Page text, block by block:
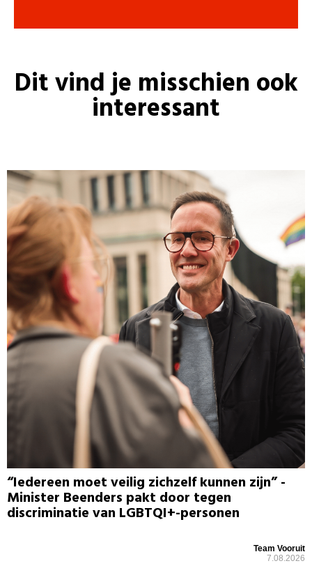
Dit vind je misschien ook
interessant
“Iedereen moet veilig zichzelf kunnen zijn” -
Minister Beenders pakt door tegen
discriminatie van LGBTQI+-personen
Team Vooruit
7.08.2026